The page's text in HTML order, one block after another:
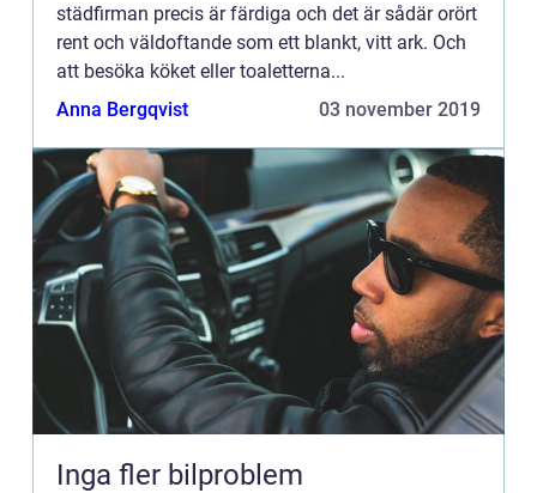
städfirman precis är färdiga och det är sådär orört
rent och väldoftande som ett blankt, vitt ark. Och
att besöka köket eller toaletterna...
Anna Bergqvist
03 november 2019
Inga fler bilproblem